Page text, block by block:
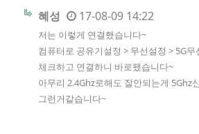
혜성 17-08-09 14:22
저는 이렇게 연결했습니다~
컴퓨터로 공유기설정 > 무선설정 > 5G
체크하고 연결하니 바로됐습니다~
아무리 2.4Ghz로해도 잘안되는게 5Ghz
그런거같습니다~